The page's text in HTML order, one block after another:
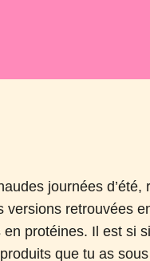
journées d’été,
versions retrouvées
en protéines. Il est si
que tu as